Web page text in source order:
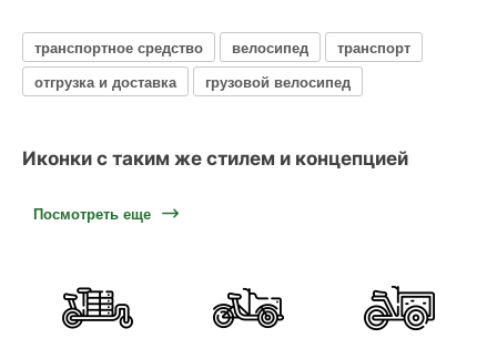
транспортное средство велосипед
транспорт
отгрузка и доставка
грузовой велосипед
Иконки с таким же стилем и концепцией
Посмотреть еще